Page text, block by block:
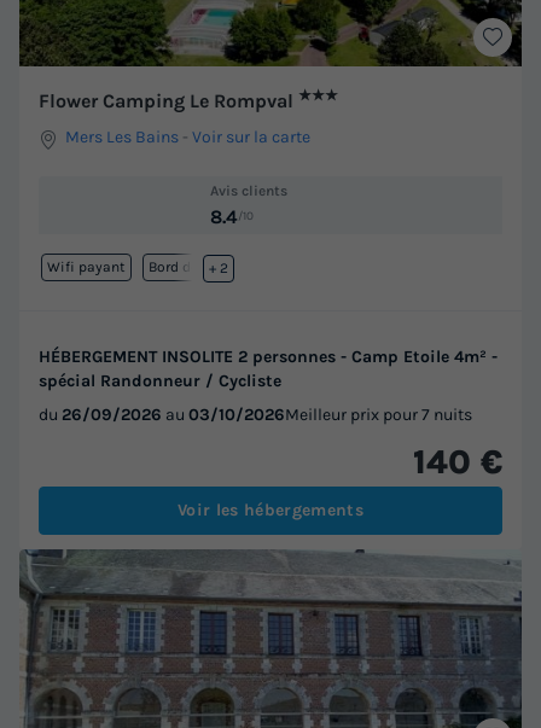
Flower Camping Le Rompval ★★★
Mers Les Bains -Voir sur la carte
Avis clients
8.4/10
Wifi payant Bord de mer
+ 2
HÉBERGEMENT INSOLITE 2 personnes - Camp Etoile 4m² -
spécial Randonneur / Cycliste
du 26/09/2026 au 03/10/2026Meilleur prix pour 7 nuits
140 €
Voir les hébergements